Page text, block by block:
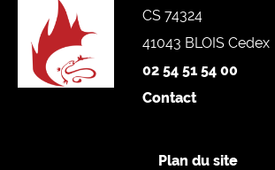
Incendies
Intoxications
Noyades
CS 74324
41043 BLOIS Cedex
02 54 51 54 00
Contact
Plan du site